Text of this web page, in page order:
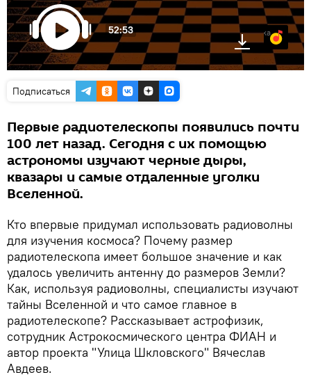
52:53 Яндекс.Музыка
Подписаться
Первые радиотелескопы появились почти
100 лет назад. Сегодня с их помощью
астрономы изучают черные дыры,
квазары и самые отдаленные уголки
Вселенной.
Кто впервые придумал использовать радиоволны
для изучения космоса? Почему размер
радиотелескопа имеет большое значение и как
удалось увеличить антенну до размеров Земли?
Как, используя радиоволны, специалисты изучают
тайны Вселенной и что самое главное в
радиотелескопе? Рассказывает астрофизик,
сотрудник Астрокосмического центра ФИАН и
автор проекта "Улица Шкловского" Вячеслав
Авдеев.